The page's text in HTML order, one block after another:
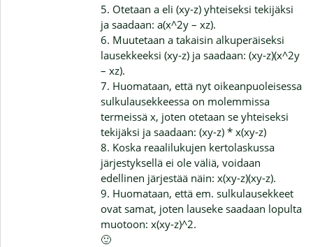
5. Otetaan a eli (xy-z) yhteiseksi tekijäksi
ja saadaan: a(x^2y – xz).
6. Muutetaan a takaisin alkuperäiseksi
lausekkeeksi (xy-z) ja saadaan: (xy-z)(x^2y
– xz).
7. Huomataan, että nyt oikeanpuoleisessa
sulkulausekkeessa on molemmissa
termeissä x, joten otetaan se yhteiseksi
tekijäksi ja saadaan: (xy-z) * x(xy-z)
8. Koska reaalilukujen kertolaskussa
järjestyksellä ei ole väliä, voidaan
edellinen järjestää näin: x(xy-z)(xy-z).
9. Huomataan, että em. sulkulausekkeet
ovat samat, joten lauseke saadaan lopulta
muotoon: x(xy-z)^2.
🙂